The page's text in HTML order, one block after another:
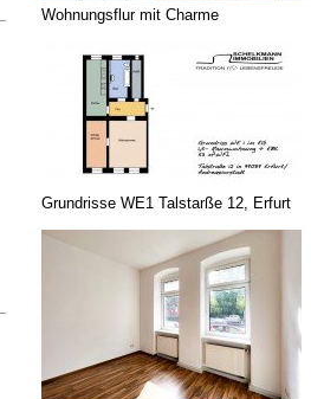
Wohnungsflur mit Charme
Grundrisse WE1 Talstarße 12, Erfurt